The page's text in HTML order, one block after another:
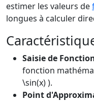
estimer les valeurs de
longues à calculer
Saisie de
fonction
\sin(x) ).
Point